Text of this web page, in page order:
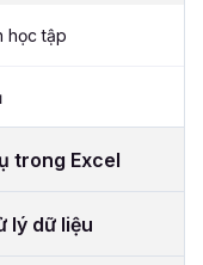
học tập
trong Excel
lý dữ liệu